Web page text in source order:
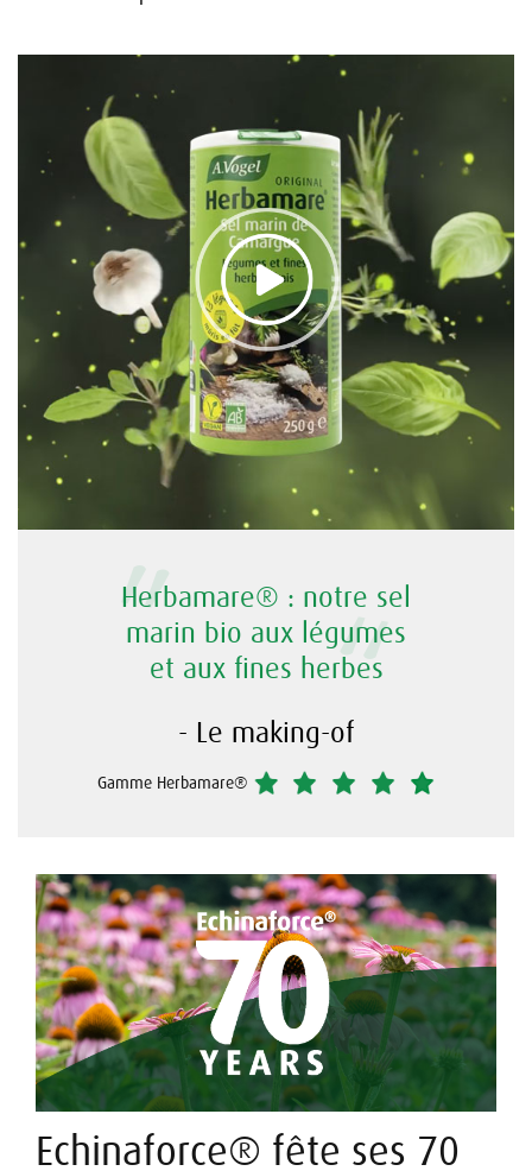
"
Herbamare® : notre sel
marin bio aux légumes
et aux fines herbes
"
- Le making-of
Gamme Herbamare®️
Echinaforce® fête ses 70